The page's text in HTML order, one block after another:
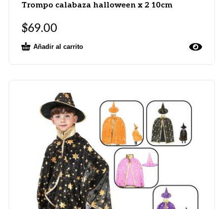
Trompo calabaza halloween x 2 10cm
$69.00
Añadir al carrito